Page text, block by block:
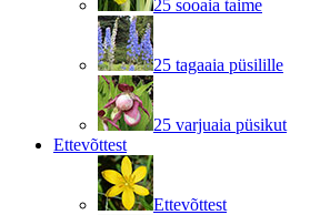
25 sooaia taime
25 tagaaia püsilille
25 varjuaia püsikut
Ettevõttest
Ettevõttest